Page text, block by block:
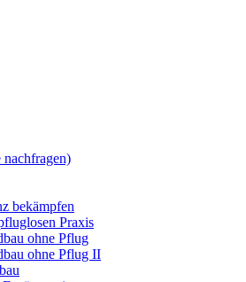
nachfragen)
bekämpfen
Praxis
ohne Pflug
ohne Pflug II